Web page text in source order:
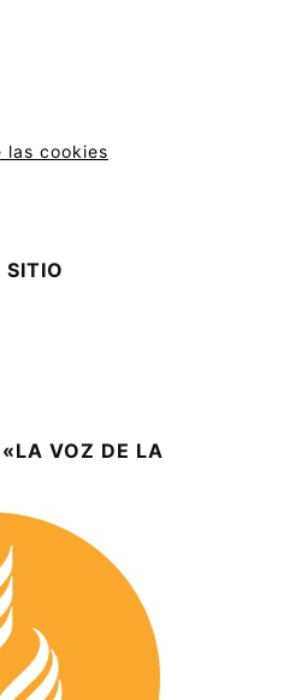
las cookies
SITIO
VOZ DE LA